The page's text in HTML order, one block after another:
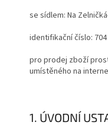
se sídlem: Na
identifikační číslo: 704
pro prodej zboží
umístěného na
1. ÚVODNÍ